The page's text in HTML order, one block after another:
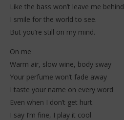
Like the bass won’t leave me behind
I smile for the world to see.
But you’re still on my mind.
On me
Warm air, slow wine, body sway
Your perfume won’t fade away
I taste your name on every word
Even when I don’t get hurt.
I say I’m fine, I play it cool